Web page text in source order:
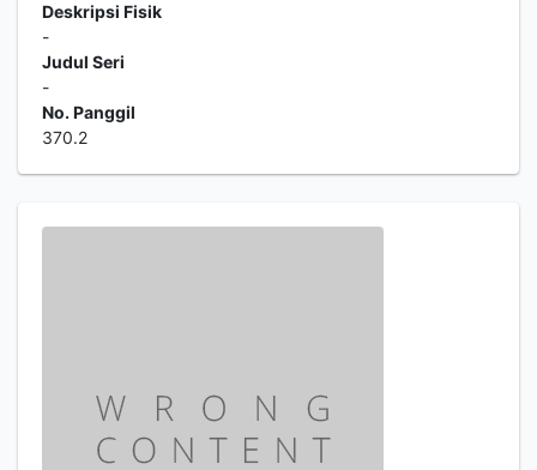
Deskripsi Fisik
-
Judul Seri
-
No. Panggil
370.2